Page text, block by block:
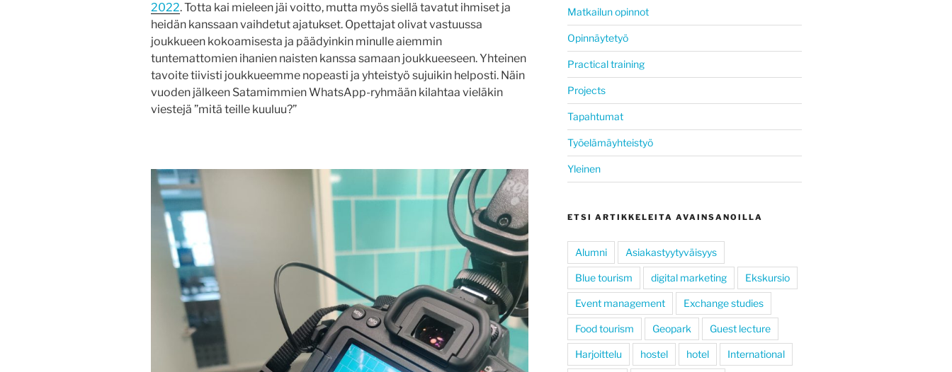
2022. Totta kai mieleen jäi voitto, mutta myös siellä tavatut ihmiset ja
heidän kanssaan vaihdetut ajatukset. Opettajat olivat vastuussa
joukkueen kokoamisesta ja päädyinkin minulle aiemmin
tuntemattomien ihanien naisten kanssa samaan joukkueeseen. Yhteinen
tavoite tiivisti joukkueemme nopeasti ja yhteistyö sujuikin helposti. Näin
vuoden jälkeen Satamimmien WhatsApp-ryhmään kilahtaa vieläkin
viestejä ”mitä teille kuuluu?”
Matkailun opinnot
Opinnäytetyö
Practical training
Projects
Tapahtumat
Työelämäyhteistyö
Yleinen
ETSI ARTIKKELEITA AVAINSANOILLA
Alumni Asiakastyytyväisyys
Blue tourism digital marketing Ekskursio
Event management Exchange studies
Food tourism Geopark Guest lecture
Harjoittelu hostel hotel International